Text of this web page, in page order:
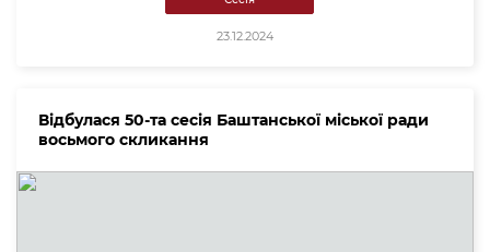
23.12.2024
Відбулася 50-та сесія Баштанської міської ради
восьмого скликання